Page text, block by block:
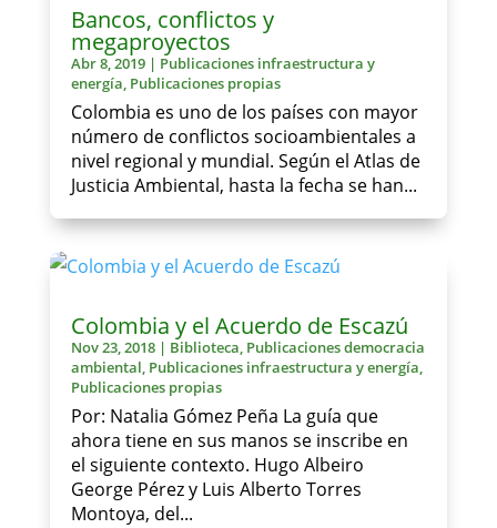
Bancos, conflictos y
megaproyectos
Abr 8, 2019| Publicaciones infraestructura y
energía, Publicaciones propias
Colombia es uno de los países con mayor
número de conflictos socioambientales a
nivel regional y mundial. Según el Atlas de
Justicia Ambiental, hasta la fecha se han...
Colombia y el Acuerdo de Escazú
Nov 23, 2018| Biblioteca, Publicaciones democracia
ambiental, Publicaciones infraestructura y energía,
Publicaciones propias
Por: Natalia Gómez Peña La guía que
ahora tiene en sus manos se inscribe en
el siguiente contexto. Hugo Albeiro
George Pérez y Luis Alberto Torres
Montoya, del...